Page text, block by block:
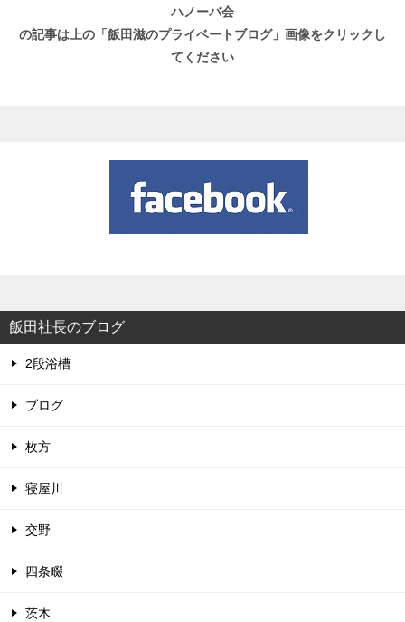
ハノーバ会
の記事は上の「飯田滋のプライベートブログ」画像をクリックし
てください
飯田社長のブログ
2段浴槽
ブログ
枚方
寝屋川
交野
四条畷
茨木